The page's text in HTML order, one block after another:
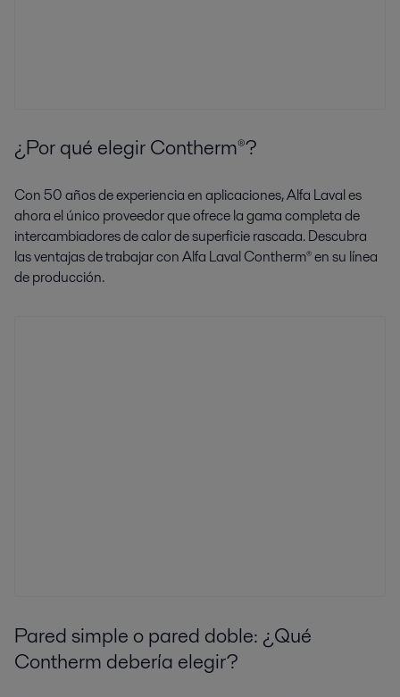
¿Por qué elegir Contherm®?
Con 50 años de experiencia en aplicaciones, Alfa Laval es
ahora el único proveedor que ofrece la gama completa de
intercambiadores de calor de superficie rascada. Descubra
las ventajas de trabajar con Alfa Laval Contherm® en su línea
de producción.
Pared simple o pared doble: ¿Qué
Contherm debería elegir?